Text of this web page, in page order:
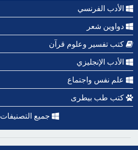
الأدب الفرنسي
دواوين شعر
كتب تفسير وعلوم قرآن
الأدب الإنجليزي
علم نفس واجتماع
كتب طب بيطرى
جميع التصنيفات